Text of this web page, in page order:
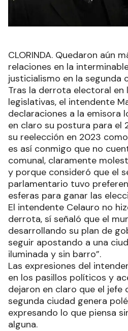
CLORINDA. Quedaron aún
relaciones en la
justicialismo en la segunda
Tras la derrota electoral en
legislativas, el intendente
declaraciones a la emisora
en claro su postura para el
su reelección en 2023
es así conmigo que no
comunal, claramente
y porque consideró que el
parlamentario tuvo
esferas para ganar las
El intendente Celauro no
derrota, sí señaló que el
desarrollando su plan de
seguir apostando a una
iluminada y sin barro”.
Las expresiones del
en los pasillos políticos y
dejaron en claro que el jefe
segunda ciudad genera
expresando lo que piensa
alguna.